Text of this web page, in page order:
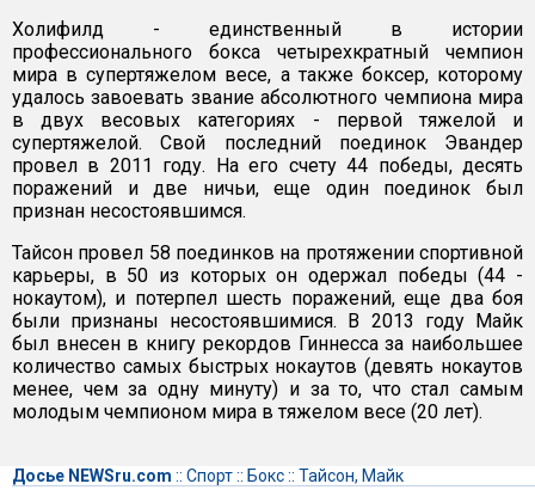
Холифилд - единственный в истории
профессионального бокса четырехкратный чемпион
мира в супертяжелом весе, а также боксер, которому
удалось завоевать звание абсолютного чемпиона мира
в двух весовых категориях - первой тяжелой и
супертяжелой. Свой последний поединок Эвандер
провел в 2011 году. На его счету 44 победы, десять
поражений и две ничьи, еще один поединок был
признан несостоявшимся.
Тайсон провел 58 поединков на протяжении спортивной
карьеры, в 50 из которых он одержал победы (44 -
нокаутом), и потерпел шесть поражений, еще два боя
были признаны несостоявшимися. В 2013 году Майк
был внесен в книгу рекордов Гиннесса за наибольшее
количество самых быстрых нокаутов (девять нокаутов
менее, чем за одну минуту) и за то, что стал самым
молодым чемпионом мира в тяжелом весе (20 лет).
Досье NEWSru.com :: Спорт:: Бокс:: Тайсон, Майк